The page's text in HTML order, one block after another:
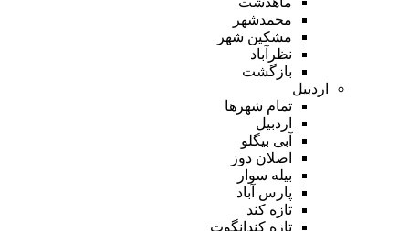
محمدشهر
مشکین شهر
نظرآباد
بازگشت
اردبیل
تمام شهر‌ها
اردبیل
آبی بیگلو
اصلان دوز
بیله سوار
پارس آباد
تازه کند
تازه کندانگوت